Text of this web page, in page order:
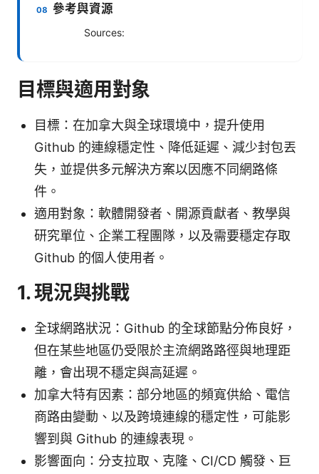
參考與資源
Sources:
目標與適用對象
目標：在加拿大與全球環境中，提升使用
Github 的連線穩定性、降低延遲、減少封包丟
失，並提供多元解決方案以因應不同網路條
件。
適用對象：軟體開發者、開源貢獻者、教學與
研究單位、企業工程團隊，以及需要穩定存取
Github 的個人使用者。
1. 現況與挑戰
全球網路狀況：Github 的全球節點分佈良好，
但在某些地區仍受限於主流網路路徑與地理距
離，會出現不穩定與高延遲。
加拿大特有因素：部分地區的頻寬供給、電信
商路由變動、以及跨境連線的穩定性，可能影
響到與 Github 的連線表現。
影響面向：分支拉取、克隆、CI/CD 觸發、巨